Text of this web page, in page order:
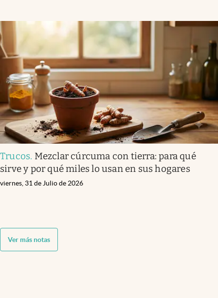
Trucos. Mezclar cúrcuma con tierra: para qué
sirve y por qué miles lo usan en sus hogares
viernes, 31 de Julio de 2026
Ver más notas